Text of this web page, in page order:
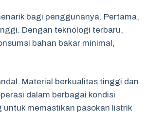
bagi penggunanya. Pertama,
Dengan teknologi terbaru,
bahan bakar minimal,
Material berkualitas tinggi dan
dalam berbagai kondisi
memastikan pasokan listrik